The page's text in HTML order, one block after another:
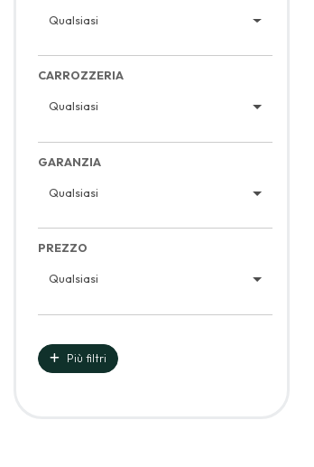
Qualsiasi
CARROZZERIA
Qualsiasi
GARANZIA
Qualsiasi
PREZZO
Qualsiasi
Più filtri